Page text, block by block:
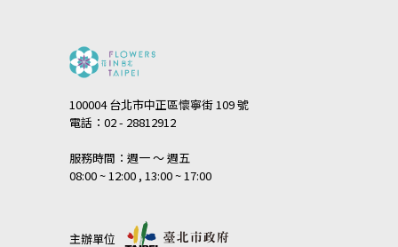
100004 台北市中正區懷寧街 109 號
電話：02 - 28812912
服務時間：週一 ～ 週五
08:00 ~ 12:00 , 13:00 ~ 17:00
主辦單位